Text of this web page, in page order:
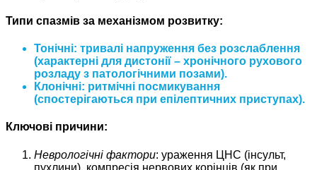
Типи спазмів за механізмом розвитку:
Тонічні: тривалі напруження без розслаблення
(характерні для дистонії – хронічного рухового
розладу з патологічними позами).
Клонічні: ритмічні посмикування
(спостерігаються при епілептичних приступах).
Ключові причини:
Неврологічні фактори: ураження ЦНС (інсульт,
пухлини), компресія нервових корінців (як при